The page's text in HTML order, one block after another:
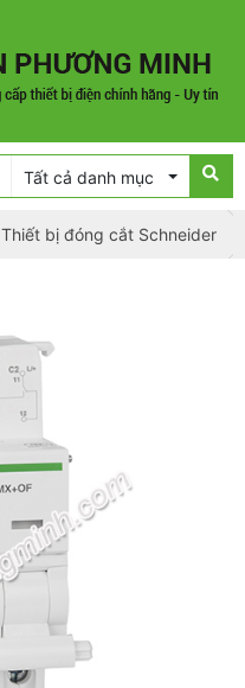
Tất cả danh mục
Thiết bị đóng cắt Schneider